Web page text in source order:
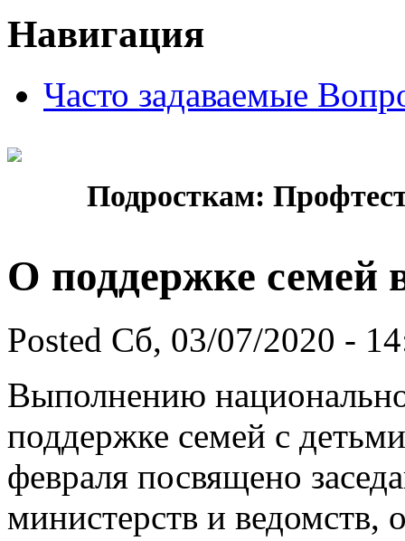
Навигация
Часто задаваемые
Подросткам:
О поддержке семей
Posted Сб, 03/07/2020 -
Выполнению
поддержке семей с
февраля посвящено
министерств и ведомств,